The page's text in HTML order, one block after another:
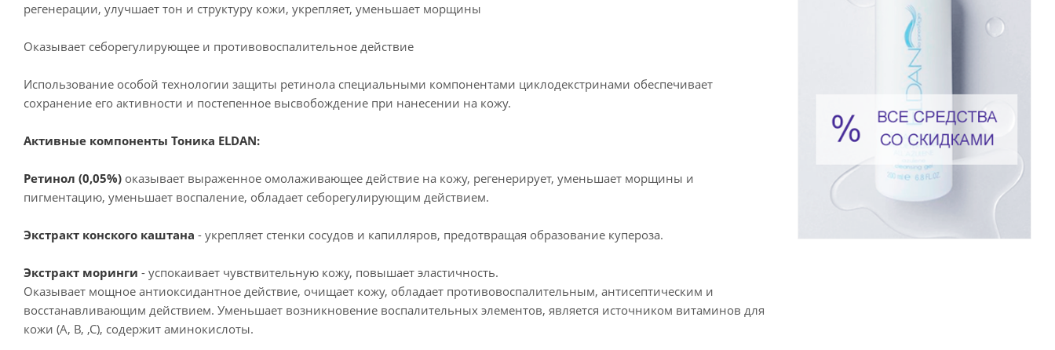
регенерации, улучшает тон и структуру кожи, укрепляет, уменьшает морщины
Оказывает себорегулирующее и противовоспалительное действие
Использование особой технологии защиты ретинола специальными компонентами циклодекстринами обеспечивает
сохранение его активности и постепенное высвобождение при нанесении на кожу.
Активные компоненты Тоника ELDAN:
Ретинол (0,05%) оказывает выраженное омолаживающее действие на кожу, регенерирует, уменьшает морщины и
пигментацию, уменьшает воспаление, обладает себорегулирующим действием.
Экстракт конского каштана - укрепляет стенки сосудов и капилляров, предотвращая образование купероза.
Экстракт моринги - успокаивает чувствительную кожу, повышает эластичность.
Оказывает мощное антиоксидантное действие, очищает кожу, обладает противовоспалительным, антисептическим и
восстанавливающим действием. Уменьшает возникновение воспалительных элементов, является источником витаминов для
кожи (А, В, ,С), содержит аминокислоты.